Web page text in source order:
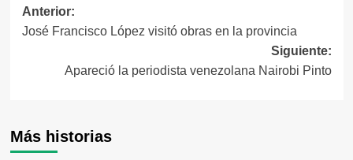
Navegación
de
entradas
Anterior:
José Francisco López visitó obras en la provincia
Siguiente:
Apareció la periodista venezolana Nairobi Pinto
Más historias